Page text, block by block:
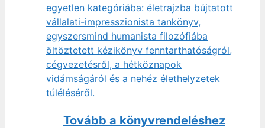
egyetlen kategóriába: életrajzba bújtatott
vállalati-impresszionista tankönyv,
egyszersmind humanista filozófiába
öltöztetett kézikönyv fenntarthatóságról,
cégvezetésről, a hétköznapok
vidámságáról és a nehéz élethelyzetek
túléléséről.
Tovább a könyvrendeléshez